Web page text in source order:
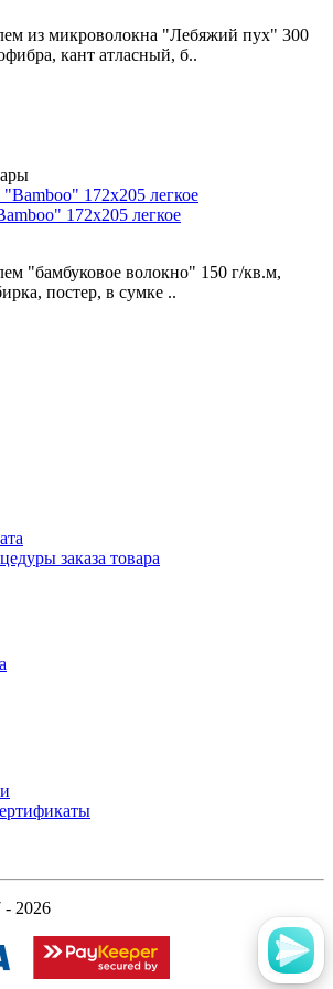
из микроволокна "Лебяжий пух" 300
кант атласный, б..
172х205 легкое
"бамбуковое волокно" 150 г/кв.м,
постер, в сумке ..
заказа товара
2026